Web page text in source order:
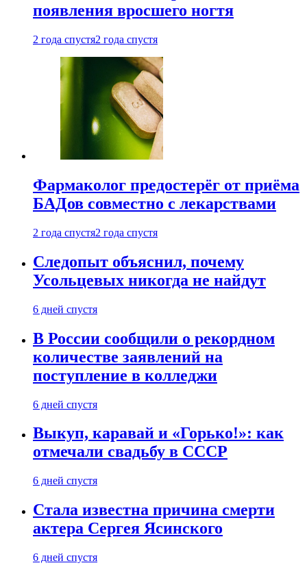
появления вросшего ногтя
2 года спустя2 года спустя
Фармаколог предостерёг от приёма
БАДов совместно с лекарствами
2 года спустя2 года спустя
Следопыт объяснил, почему
Усольцевых никогда не найдут
6 дней спустя
В России сообщили о рекордном
количестве заявлений на
поступление в колледжи
6 дней спустя
Выкуп, каравай и «Горько!»: как
отмечали свадьбу в СССР
6 дней спустя
Стала известна причина смерти
актера Сергея Ясинского
6 дней спустя